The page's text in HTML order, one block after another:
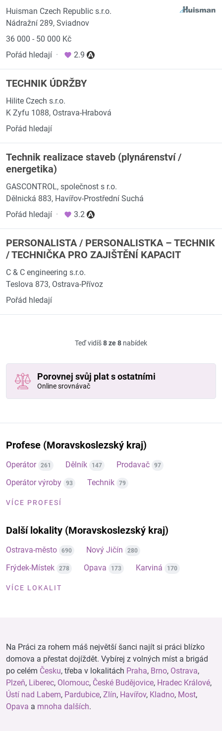
Huisman Czech Republic s.r.o.
Nádražní 289, Sviadnov
36 000 - 50 000 Kč
Pořád hledají · 2.9
TECHNIK ÚDRŽBY
Hilite Czech s.r.o.
K Zyfu 1088, Ostrava-Hrabová
Pořád hledají
Technik realizace staveb (plynárenství /
energetika)
GASCONTROL, společnost s r.o.
Dělnická 883, Havířov-Prostřední Suchá
Pořád hledají · 3.2
PERSONALISTA / PERSONALISTKA – TECHNIK
/ TECHNIČKA PRO ZAJIŠTĚNÍ KAPACIT
C & C engineering s.r.o.
Teslova 873, Ostrava-Přívoz
Pořád hledají
Teď vidíš8 ze 8 nabídek
Porovnej svůj plat s ostatními
Online srovnávač
Profese (Moravskoslezský kraj)
Operátor 261 Dělník 147 Prodavač 97
Operátor výroby 93 Technik 79
VÍCE PROFESÍ
Další lokality (Moravskoslezský kraj)
Ostrava-město 690 Nový Jičín 280
Frýdek-Místek 278 Opava 173 Karviná 170
VÍCE LOKALIT
Na Práci za rohem máš největší šanci najít si práci blízko
domova a přestat dojíždět. Vybírej z volných míst a brigád
po celém Česku, třeba v lokalitách Praha, Brno, Ostrava,
Plzeň, Liberec, Olomouc, České Budějovice, Hradec Králové,
Ústí nad Labem, Pardubice, Zlín, Havířov, Kladno, Most,
Opava a mnoha dalších.